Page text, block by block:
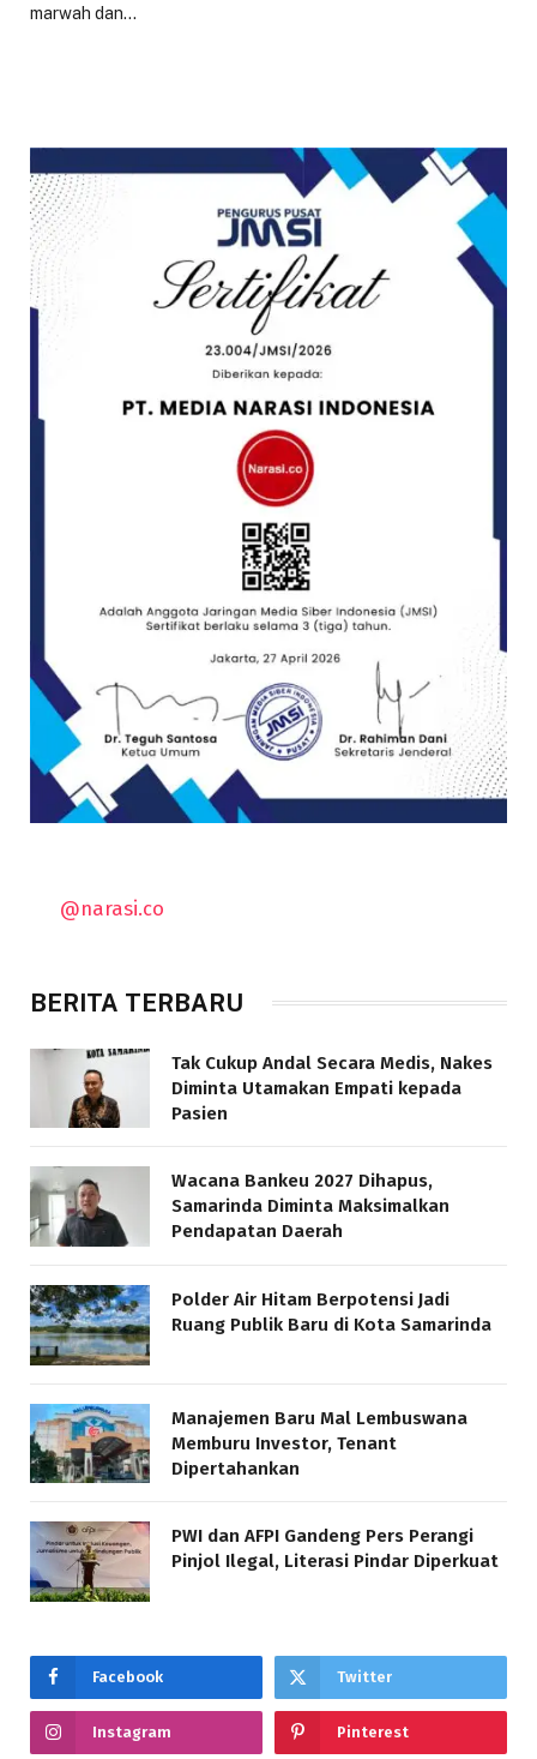
marwah dan…
@narasi.co
BERITA TERBARU
Tak Cukup Andal Secara Medis, Nakes
Diminta Utamakan Empati kepada
Pasien
Wacana Bankeu 2027 Dihapus,
Samarinda Diminta Maksimalkan
Pendapatan Daerah
Polder Air Hitam Berpotensi Jadi
Ruang Publik Baru di Kota Samarinda
Manajemen Baru Mal Lembuswana
Memburu Investor, Tenant
Dipertahankan
PWI dan AFPI Gandeng Pers Perangi
Pinjol Ilegal, Literasi Pindar Diperkuat
Facebook Twitter
Instagram Pinterest